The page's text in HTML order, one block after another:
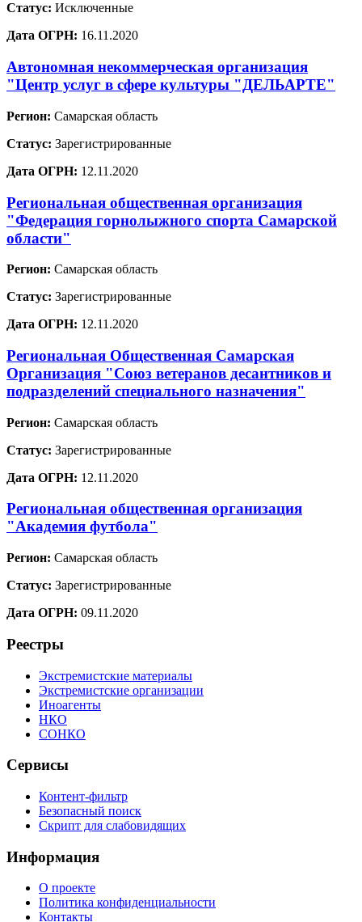
Статус: Исключенные
Дата ОГРН: 16.11.2020
Автономная некоммерческая организация
"Центр услуг в сфере культуры "ДЕЛЬАРТЕ"
Регион: Самарская область
Статус: Зарегистрированные
Дата ОГРН: 12.11.2020
Региональная общественная организация
"Федерация горнолыжного спорта Самарской
области"
Регион: Самарская область
Статус: Зарегистрированные
Дата ОГРН: 12.11.2020
Региональная Общественная Самарская
Организация "Союз ветеранов десантников и
подразделений специального назначения"
Регион: Самарская область
Статус: Зарегистрированные
Дата ОГРН: 12.11.2020
Региональная общественная организация
"Академия футбола"
Регион: Самарская область
Статус: Зарегистрированные
Дата ОГРН: 09.11.2020
Реестры
Экстремистские материалы
Экстремистские организации
Иноагенты
НКО
СОНКО
Сервисы
Контент-фильтр
Безопасный поиск
Скрипт для слабовидящих
Информация
О проекте
Политика конфиденциальности
Контакты